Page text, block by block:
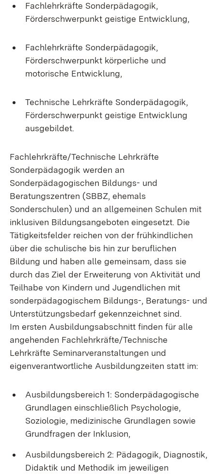
Fachlehrkräfte Sonderpädagogik,
Förderschwerpunkt geistige Entwicklung,
Fachlehrkräfte Sonderpädagogik,
Förderschwerpunkt körperliche und
motorische Entwicklung,
Technische Lehrkräfte Sonderpädagogik,
Förderschwerpunkt geistige Entwicklung
ausgebildet.
Fachlehrkräfte/Technische Lehrkräfte
Sonderpädagogik werden an
Sonderpädagogischen Bildungs- und
Beratungszentren (SBBZ, ehemals
Sonderschulen) und an allgemeinen Schulen mit
inklusiven Bildungsangeboten eingesetzt. Die
Tätigkeitsfelder reichen von der frühkindlichen
über die schulische bis hin zur beruflichen
Bildung und haben alle gemeinsam, dass sie
durch das Ziel der Erweiterung von Aktivität und
Teilhabe von Kindern und Jugendlichen mit
sonderpädagogischem Bildungs-, Beratungs- und
Unterstützungsbedarf gekennzeichnet sind.
Im ersten Ausbildungsabschnitt finden für alle
angehenden Fachlehrkräfte/Technische
Lehrkräfte Seminarveranstaltungen und
eigenverantwortliche Ausbildungzeiten statt im:
Ausbildungsbereich 1: Sonderpädagogische
Grundlagen einschließlich Psychologie,
Soziologie, medizinische Grundlagen sowie
Grundfragen der Inklusion,
Ausbildungsbereich 2: Pädagogik, Diagnostik,
Didaktik und Methodik im jeweiligen